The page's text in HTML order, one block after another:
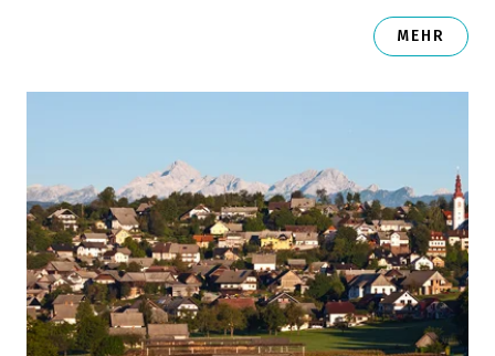
MEHR